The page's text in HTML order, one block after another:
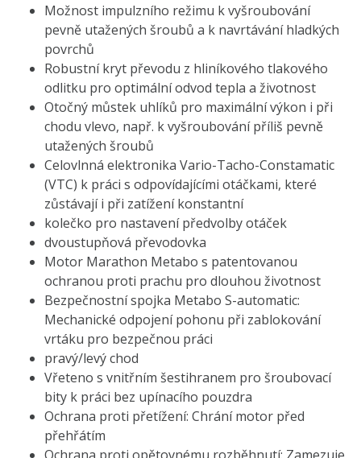
Možnost impulzního režimu k vyšroubování
pevně utažených šroubů a k navrtávání hladkých
povrchů
Robustní kryt převodu z hliníkového tlakového
odlitku pro optimální odvod tepla a životnost
Otočný můstek uhlíků pro maximální výkon i při
chodu vlevo, např. k vyšroubování příliš pevně
utažených šroubů
Celovlnná elektronika Vario-Tacho-Constamatic
(VTC) k práci s odpovídajícími otáčkami, které
zůstávají i při zatížení konstantní
kolečko pro nastavení předvolby otáček
dvoustupňová převodovka
Motor Marathon Metabo s patentovanou
ochranou proti prachu pro dlouhou životnost
Bezpečnostní spojka Metabo S-automatic:
Mechanické odpojení pohonu při zablokování
vrtáku pro bezpečnou práci
pravý/levý chod
Vřeteno s vnitřním šestihranem pro šroubovací
bity k práci bez upínacího pouzdra
Ochrana proti přetížení: Chrání motor před
přehřátím
Ochrana proti opětovnému rozběhnutí: Zamezuje